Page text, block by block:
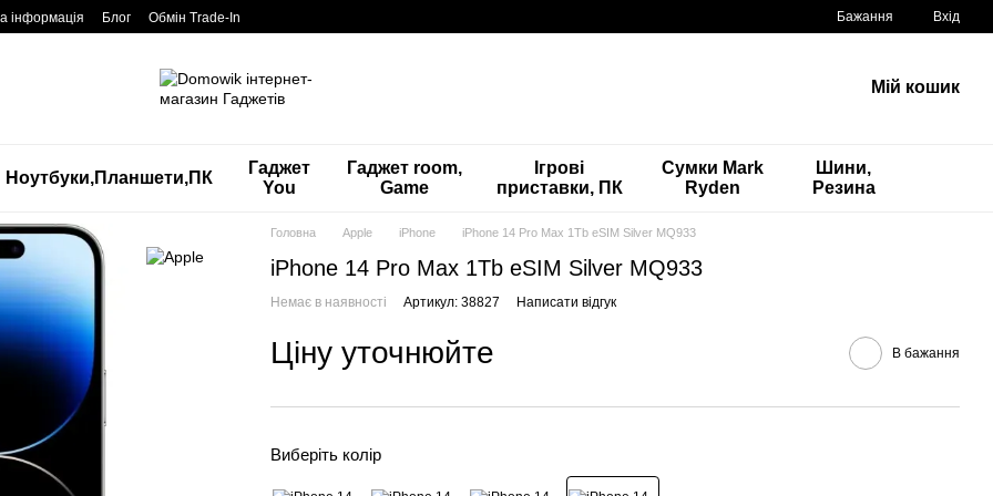
інформація Блог Обмін Trade-In Бажання Вхід
Мій кошик
Ноутбуки,Планшети,ПК
Гаджет
You
Гаджет room,
Game
Ігрові
приставки, ПК
Сумки Mark
Ryden
Шини,
Резина
Головна Apple iPhone iPhone 14 Pro Max 1Tb eSIM Silver MQ933
iPhone 14 Pro Max 1Tb eSIM Silver MQ933
Немає в наявності Артикул: 38827 Написати відгук
Ціну уточнюйте В бажання
Виберіть колір